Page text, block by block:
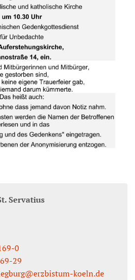
Servatius
0
29
koeln.de